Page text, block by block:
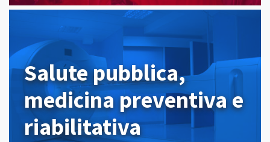
Salute pubblica,
medicina preventiva e
riabilitativa